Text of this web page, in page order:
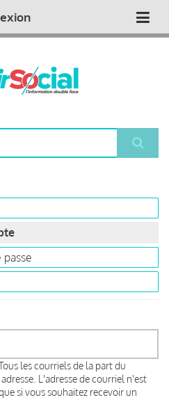
actif)
les courriels de la part du
L'adresse de courriel n'est
si vous souhaitez recevoir un